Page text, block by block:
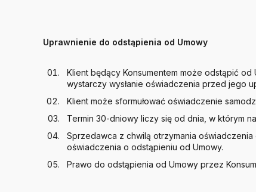
Uprawnienie do odstąpienia od Umowy
Klient będący Konsumentem może odstąpić
wystarczy wysłanie oświadczenia przed jego
Klient może sformułować oświadczenie
Termin 30-dniowy liczy się od dnia, w którym
Sprzedawca z chwilą otrzymania
oświadczenia o odstąpieniu od Umowy.
Prawo do odstąpienia od Umowy przez